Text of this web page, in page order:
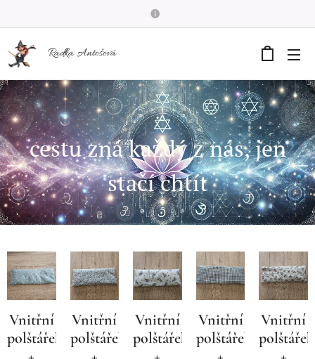
Radka Antošová
.
cestu zná každý z nás, jen
stačí chtít
Vnitřní
polštářek
Vnitřní
polštářek
Vnitřní
polštářek
Vnitřní
polštářek
Vnitřní
polštářek